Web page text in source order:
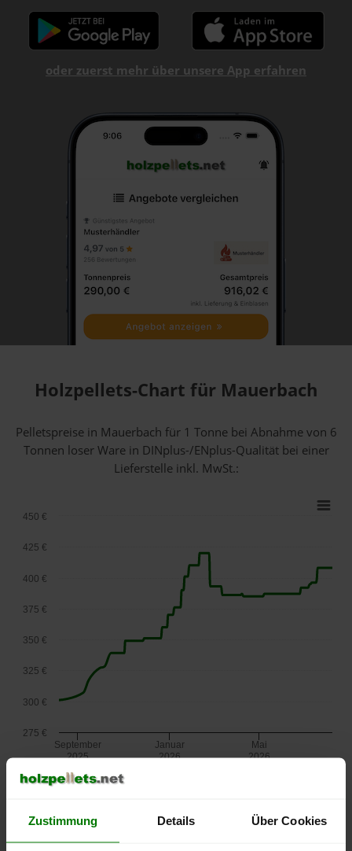
Zustimmung Details Über Cookies
oder zuerst mehr über unsere App erfahren
Holzpellets-Chart für Mauerbach
Pelletspreise in Mauerbach für 1 Tonne bei Abnahmevon 6
Tonnen loser Warein DINplus-/ENplus-Qualität bei einer
Lieferstelle inkl. MwSt.:
September
2025
Januar
2026
Mai
2026
275 €
300 €
325 €
350 €
375 €
400 €
425 €
450 €
Die aktuelle Preisentwicklung für Holzpellets in Österreich
können Sie jederzeit auf unserer
Pelletspreise-Seite